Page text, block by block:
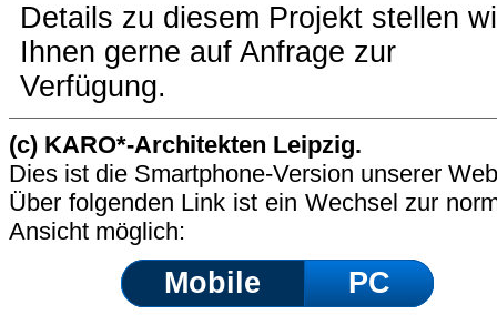
Details zu diesem Projekt stellen
Ihnen gerne auf Anfrage zur
Verfügung.
(c) KARO*-Architekten Leipzig.
Dies ist die Smartphone-Version unserer
Über folgenden Link ist ein Wechsel zur
Ansicht möglich:
Mobile PC